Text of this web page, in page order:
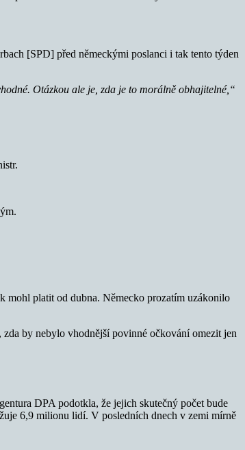
[SPD] před německými poslanci i tak tento týden
Otázkou ale je, zda je to morálně obhajitelné,“
mohl platit od dubna. Německo prozatím uzákonilo
by nebylo vhodnější povinné očkování omezit jen
DPA podotkla, že jejich skutečný počet bude
6,9 milionu lidí. V posledních dnech v zemi mírně